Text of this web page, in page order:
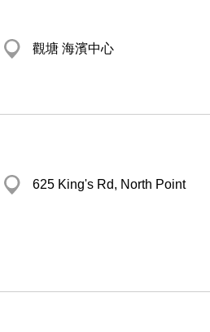
觀塘 海濱中心
625 King's Rd, North Point